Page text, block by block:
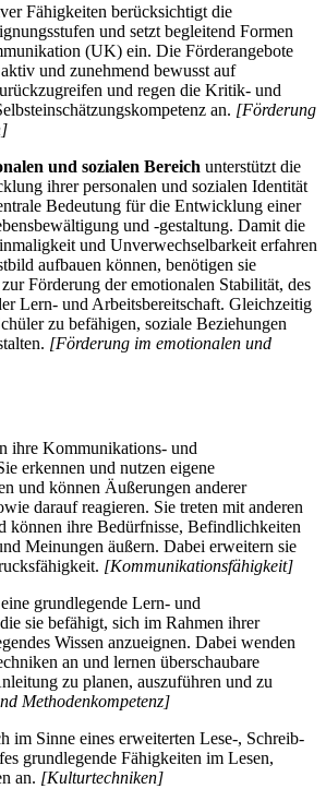
Fähigkeiten berücksichtigt die
und setzt begleitend Formen
(UK) ein. Die Förderangebote
und zunehmend bewusst auf
und regen die Kritik- und
an. [Förderung
und sozialen Bereich unterstützt die
ihrer personalen und sozialen Identität
Bedeutung für die Entwicklung einer
und -gestaltung. Damit die
und Unverwechselbarkeit erfahren
aufbauen können, benötigen sie
Förderung der emotionalen Stabilität, des
Lern- und Arbeitsbereitschaft. Gleichzeitig
zu befähigen, soziale Beziehungen
[Förderung im emotionalen und
ihre Kommunikations- und
erkennen und nutzen eigene
und können Äußerungen anderer
darauf reagieren. Sie treten mit anderen
können ihre Bedürfnisse, Befindlichkeiten
Meinungen äußern. Dabei erweitern sie
[Kommunikationsfähigkeit]
grundlegende Lern- und
sie befähigt, sich im Rahmen ihrer
Wissen anzueignen. Dabei wenden
an und lernen überschaubare
zu planen, auszuführen und zu
Methodenkompetenz]
im Sinne eines erweiterten Lese-, Schreib-
grundlegende Fähigkeiten im Lesen,
an. [Kulturtechniken]